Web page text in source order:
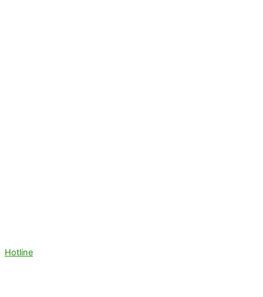
Hotline